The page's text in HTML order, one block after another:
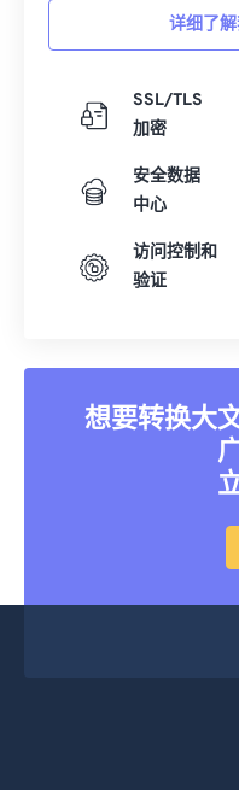
详细了
SSL/TLS
加密
安全数据
中心
访问控制和
验证
想要转换大